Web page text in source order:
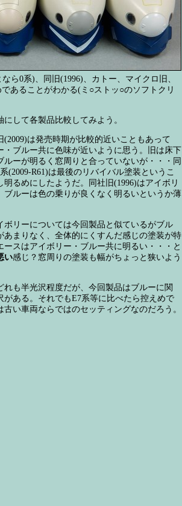
ら0系)、同旧(1996)、カトー、マイクロ旧、
あることがわかる(ミ○ストッ○のソフトクリ
にして各製品比較してみよう。
(2009)は発売時期が比較的近いこともあって
・ブルー共に色味が近いように思う。旧は床下
ルーが明るく窓周りと合っていないが・・・同
(2009-R61)は最後のリバイバル塗装というこ
明るめにしたようだ。同社旧(1996)はアイボリ
ブルーは色の乗りが良くなく明るいというか薄
ボリーについては今回製品と似ているがブル
あまりなく、全体的にくすんだ感じの塗装が特
ースはアイボリー・ブルー共に明るい・・・と
い感じ？窓周りの塗装も幅がちょっと狭いよう
れも半光沢程度だが、今回製品はブルーに関
がある。それでもE7系等に比べたら控えめで
古い車両ならではのセッティングなのだろう。